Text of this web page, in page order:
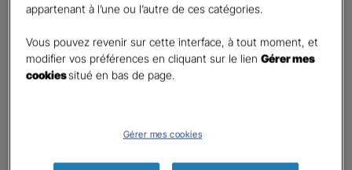
En cochant cette case et en soumettant ce formulaire,
j'accepte que mes données personnelles soient utilisées
appartenant à l’une ou l’autre de ces catégories.
Vous pouvez revenir sur cette interface, à tout moment, et
modifier vos préférences en cliquant sur le lienGérer mes
cookiessitué en bas de page.
Gérer mes cookies